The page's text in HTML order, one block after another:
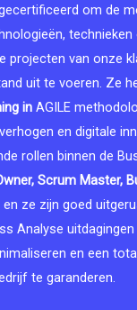
om de
projecten van onze
uit te voeren. Ze
in AGILE
en digitale
rollen binnen de
Scrum Master,
en ze zijn goed
Analyse uitdagingen
en een
te garanderen.